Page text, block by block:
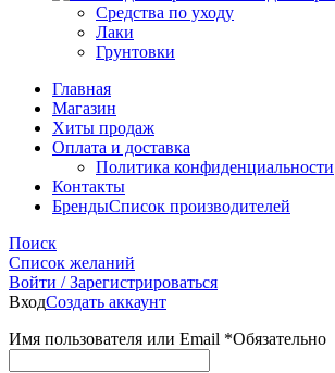
Средства по уходу
Лаки
Грунтовки
Главная
Магазин
Хиты продаж
Оплата и доставка
Политика конфиденциальности
Контакты
БрендыСписок производителей
Поиск
Список желаний
Войти / Зарегистрироваться
ВходСоздать аккаунт
Имя пользователя или Email *Обязательно